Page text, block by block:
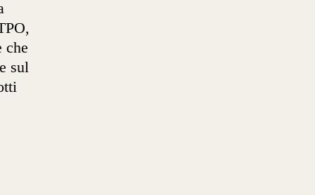
che
sul